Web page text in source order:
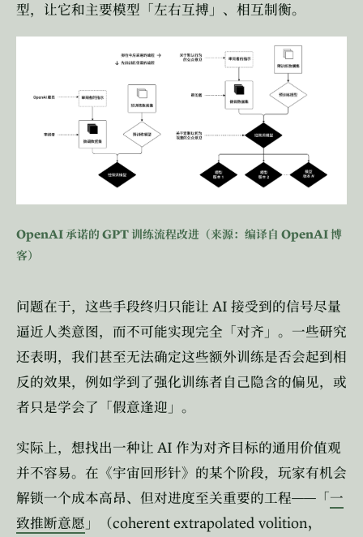
型，让它和主要模型「左右互搏」、相互制衡。
OpenAI承诺的 GPT训练流程改进（来源：编译自 OpenAI博
客）
问题在于，这些手段终归只能让 AI 接受到的信号尽量
逼近人类意图，而不可能实现完全「对齐」。一些研究
还表明，我们甚至无法确定这些额外训练是否会起到相
反的效果，例如学到了强化训练者自己隐含的偏见，或
者只是学会了「假意逢迎」。
实际上，想找出一种让 AI 作为对齐目标的通用价值观
并不容易。在《宇宙回形针》的某个阶段，玩家有机会
解锁一个成本高昂、但对进度至关重要的工程—— 「一
致推断意愿 」（coherent extrapolated volition,